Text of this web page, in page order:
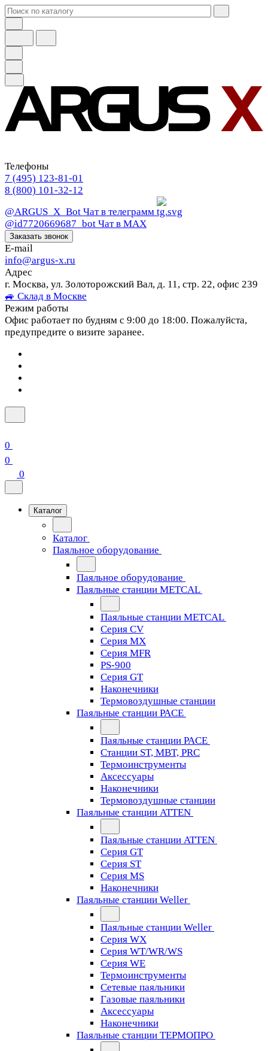
Телефоны
7 (495) 123-81-01
8 (800) 101-32-12
@ARGUS_X_Bot Чат в телеграмм
@id7720669687_bot Чат в МАХ
Заказать звонок
E-mail
info@argus-x.ru
Адрес
г. Москва, ул. Золоторожский Вал, д. 11, стр. 22, офис 239
🚙 Склад в Москве
Режим работы
Офис работает по будням с 9:00 до 18:00. Пожалуйста,
предупредите о визите заранее.
0
0
0
Каталог
Каталог
Паяльное оборудование
Паяльное оборудование
Паяльные станции METCAL
Паяльные станции METCAL
Серия CV
Серия MX
Серия MFR
PS-900
Серия GT
Наконечники
Термовоздушные станции
Паяльные станции PACE
Паяльные станции PACE
Станции ST, MBT, PRC
Термоинструменты
Аксессуары
Наконечники
Термовоздушные станции
Паяльные станции ATTEN
Паяльные станции ATTEN
Серия GT
Серия ST
Серия MS
Наконечники
Паяльные станции Weller
Паяльные станции Weller
Серия WX
Серия WT/WR/WS
Серия WE
Термоинструменты
Сетевые паяльники
Газовые паяльники
Аксессуары
Наконечники
Паяльные станции ТЕРМОПРО